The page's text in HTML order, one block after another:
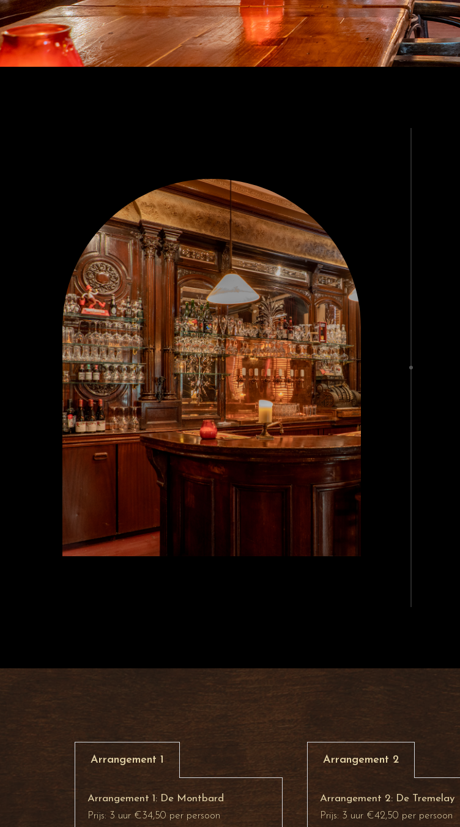
Arrangement 1
Arrangement 1: De Montbard
Prijs: 3 uur €34,50 per persoon
Arrangement 2
Arrangement 2: De Tremelay
Prijs: 3 uur €42,50 per persoon